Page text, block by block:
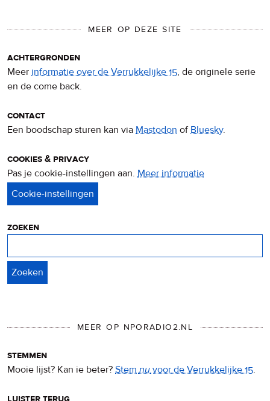
MEER OP DEZE SITE
achtergronden
Meer informatie over de Verrukkelijke 15, de originele serie
en de come back.
contact
Een boodschap sturen kan via Mastodon ofBluesky.
cookies & privacy
Pas je cookie-instellingen aan. Meer informatie
zoeken
MEER OP NPORADIO2.NL
stemmen
Mooie lijst? Kan ie beter? Stemnuvoor de Verrukkelijke 15.